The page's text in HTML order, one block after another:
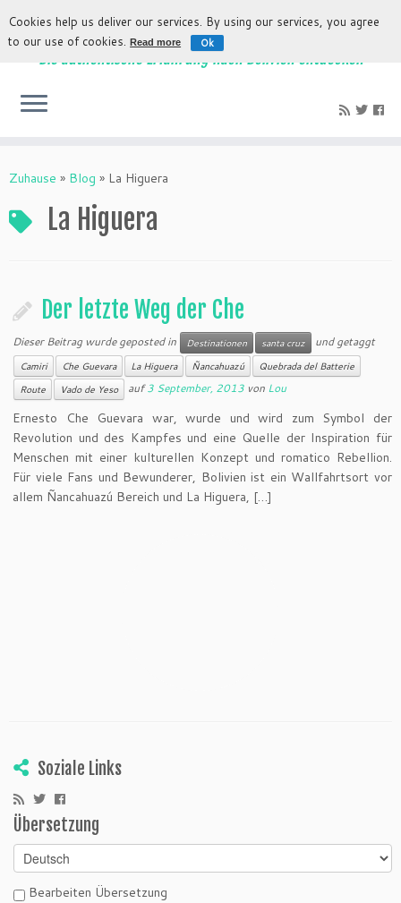
Die authentische Erfahrung nach Bolivien entdecken
Zuhause » Blog » La Higuera
La Higuera
Der letzte Weg der Che
Dieser Beitrag wurde geposted in Destinationen santa cruz und getaggt
Camiri Che Guevara La Higuera Ñancahuazú
Quebrada del Batterie
Route
Vado de Yeso auf3 September, 2013 von Lou
Ernesto Che Guevara war, wurde und wird zum Symbol der
Revolution und des Kampfes und eine Quelle der Inspiration für
Menschen mit einer kulturellen Konzept und romatico Rebellion.
Für viele Fans und Bewunderer, Bolivien ist ein Wallfahrtsort vor
allem Ñancahuazú Bereich und La Higuera, […]
Soziale Links
Übersetzung
Bearbeiten Übersetzung
Cookies help us deliver our services. By using our services, you agree
to our use of cookies.Read more Ok